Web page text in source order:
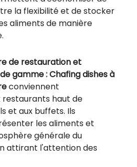
la flexibilité et de stocker
aliments de manière
de restauration et
gamme : Chafing dishes à
conviennent
haut de
et aux buffets. Ils
les aliments et
générale du
attirant l'attention des